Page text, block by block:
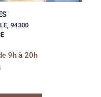
94300
9h à 20h